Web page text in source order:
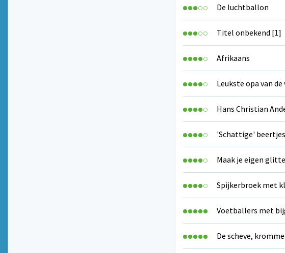
De luchtballon
Titel onbekend [1]
Afrikaans
Leukste opa van de
Hans Christian
'Schattige' beertjes
Maak je eigen
Spijkerbroek met
Voetballers met
De scheve,